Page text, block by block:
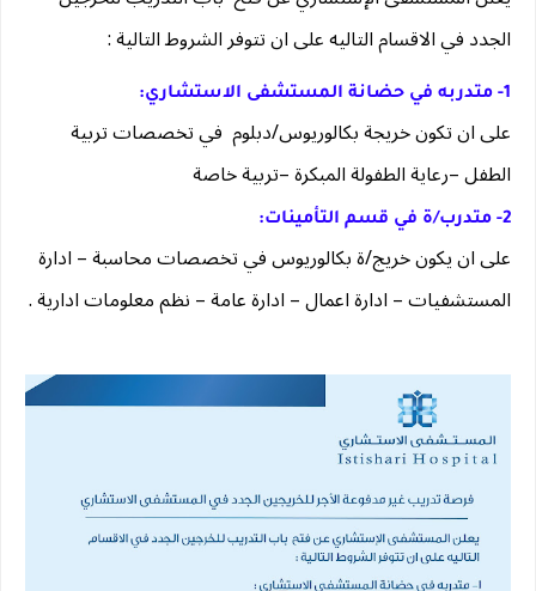
الجدد في الاقسام التاليه على ان تتوفر الشروط التالية :
1- متدربه في حضانة المستشفى الاستشاري:
على
الطفل –رعاية الطفولة المبكرة –تربية خاصة
2- متدرب/ة في قسم التأمينات:
المستشفيات – ادارة اعمال – ادارة عامة – نظم معلومات ادارية .